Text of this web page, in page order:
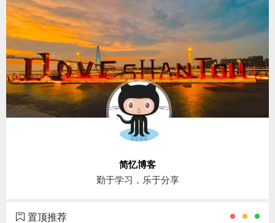
简忆博客
勤于学习，乐于分享
置顶推荐